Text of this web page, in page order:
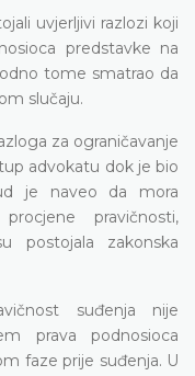
uvjerljivi razlozi koji
predstavke na
tome smatrao da
slučaju.
za ograničavanje
advokatu dok je bio
je naveo da mora
pravičnosti,
zakonska
suđenja nije
prava podnosioca
faze prije suđenja. U